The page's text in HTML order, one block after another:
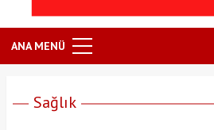
ANA MENÜ
Sağlık